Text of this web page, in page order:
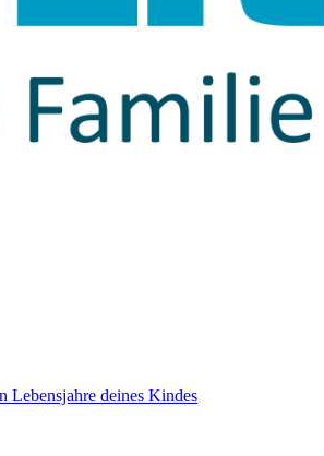
Lebensjahre deines Kindes